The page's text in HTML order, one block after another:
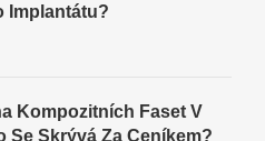
Implantátu?
Kompozitních Faset V
Se Skrývá Za Ceníkem?